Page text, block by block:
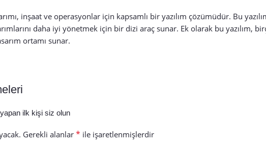
inşaat ve operasyonlar için kapsamlı bir yazılım çözümüdür. Bu
daha iyi yönetmek için bir dizi araç sunar. Ek olarak bu yazılım,
ortamı sunar.
ilk kişi siz olun
Gerekli alanlar * ile işaretlenmişlerdir